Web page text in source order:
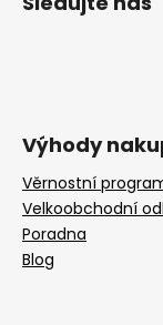
Výhody
Věrnostní
Velkoobchodní
Poradna
Blog